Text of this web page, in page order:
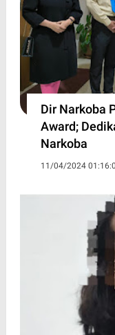
Dir Narkoba
Award;
Narkoba
11/04/2024